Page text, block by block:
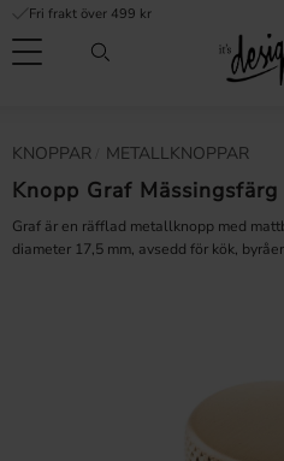
Meny
Fri frakt över 499 kr
KNOPPAR METALLKNOPPAR
Knopp Graf Mässingsfärg
Graf är en räfflad metallknopp med
diameter 17,5 mm, avsedd för kök,
Vanliga frågor
Inspiration & Tips